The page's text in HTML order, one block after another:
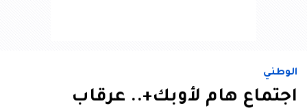
الوطني
اجتماع هام لأوبك+.. عرقاب